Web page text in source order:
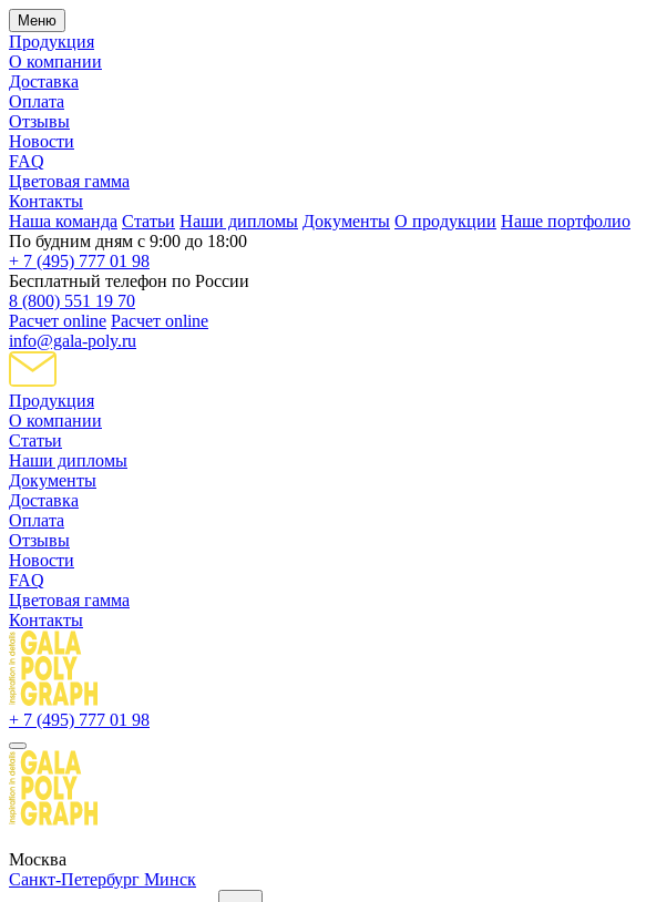
Меню
Продукция
О компании
Доставка
Оплата
Отзывы
Новости
FAQ
Цветовая гамма
Контакты
Наша команда Статьи Наши дипломы Документы О продукции Наше портфолио
По будним дням с 9:00 до 18:00
+ 7 (495) 777 01 98
Бесплатный телефон по России
8 (800) 551 19 70
Расчет online Расчет online
info@gala-poly.ru
Продукция
О компании
Статьи
Наши дипломы
Документы
Доставка
Оплата
Отзывы
Новости
FAQ
Цветовая гамма
Контакты
+ 7 (495) 777 01 98
Москва
Санкт-Петербург Минск